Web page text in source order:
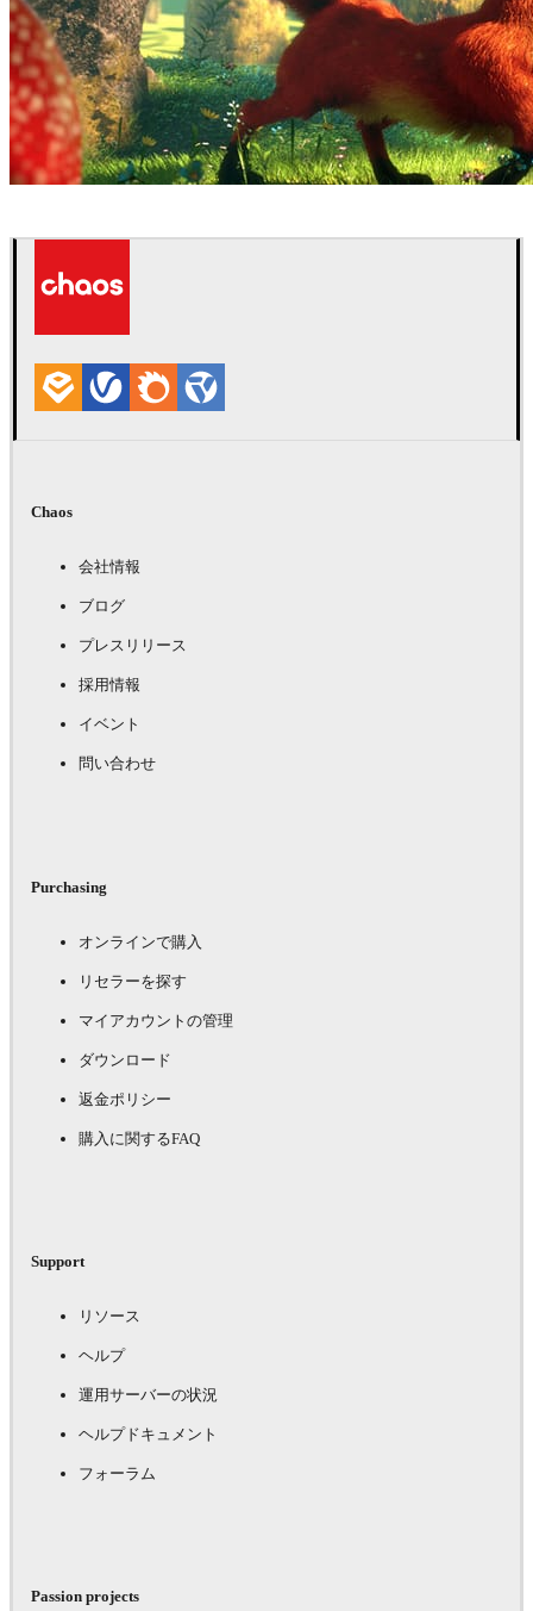
Chaos
会社情報
ブログ
プレスリリース
採用情報
イベント
問い合わせ
Purchasing
オンラインで購入
リセラーを探す
マイアカウントの管理
ダウンロード
返金ポリシー
購入に関するFAQ
Support
リソース
ヘルプ
運用サーバーの状況
ヘルプドキュメント
フォーラム
Passion projects